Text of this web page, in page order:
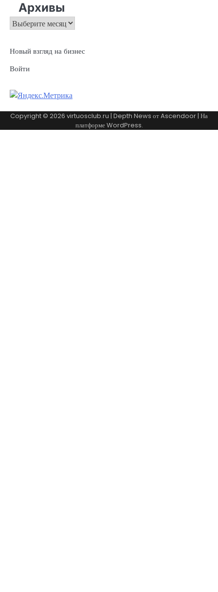
Архивы
Архивы
Новый взгляд на бизнес
Войти
Copyright © 2026 virtuosclub.ru | Depth News отAscendoor | На
платформеWordPress.